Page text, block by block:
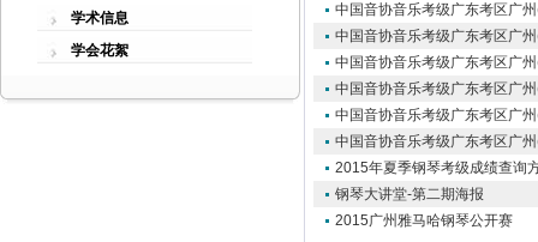
学术信息
学会花絮
中国音协音乐考级广东考区广
中国音协音乐考级广东考区广
中国音协音乐考级广东考区广
中国音协音乐考级广东考区广
中国音协音乐考级广东考区广
中国音协音乐考级广东考区广
2015年夏季钢琴考级成绩查询
钢琴大讲堂-第二期海报
2015广州雅马哈钢琴公开赛